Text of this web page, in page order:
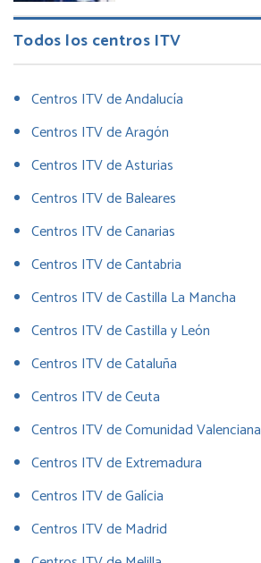
Todos los centros ITV
Centros ITV de Andalucía
Centros ITV de Aragón
Centros ITV de Asturias
Centros ITV de Baleares
Centros ITV de Canarias
Centros ITV de Cantabria
Centros ITV de Castilla La Mancha
Centros ITV de Castilla y León
Centros ITV de Cataluña
Centros ITV de Ceuta
Centros ITV de Comunidad Valenciana
Centros ITV de Extremadura
Centros ITV de Galícia
Centros ITV de Madrid